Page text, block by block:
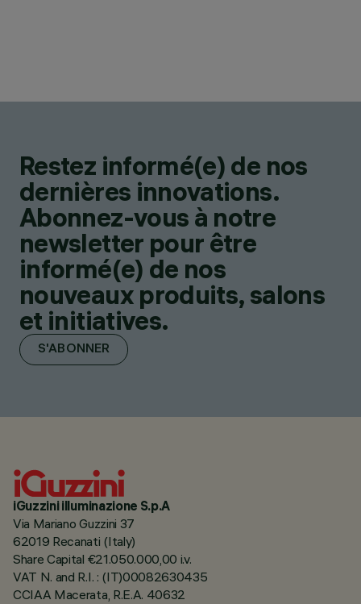
Restez informé(e) de nos
dernières innovations.
Abonnez-vous à notre
newsletter pour être
informé(e) de nos
nouveaux produits, salons
et initiatives.
S'ABONNER
iGuzzini illuminazione S.p.A
Via Mariano Guzzini 37
62019 Recanati (Italy)
Share Capital €21.050.000,00 i.v.
VAT N. and R.I. : (IT)00082630435
CCIAA Macerata, R.E.A. 40632